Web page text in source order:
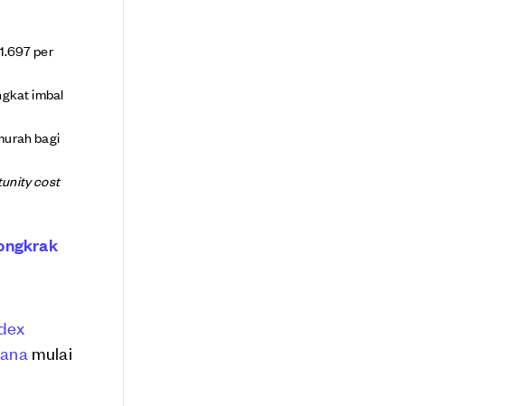
per
imbal
bagi
cost
mulai